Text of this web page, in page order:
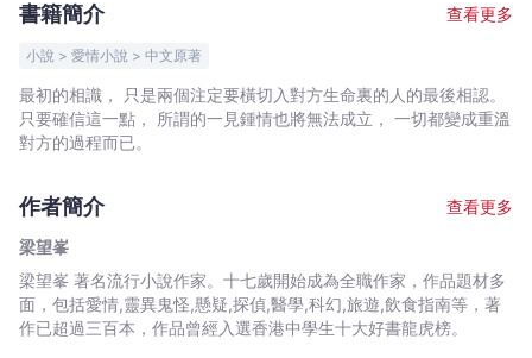
望
峯
文
宇
｜
Bookniverse
書籍簡介 查看更多
小說 > 愛情小說 > 中文原著
最初的相識， 只是兩個注定要橫切入對方生命裏的人的最後相認。
只要確信這一點， 所謂的一見鍾情也將無法成立， 一切都變成重溫
對方的過程而已。
作者簡介
查看更多
梁望峯
梁望峯 著名流行小說作家。十七歲開始成為全職作家，作品題材多
面，包括愛情,靈異鬼怪,懸疑,探偵,醫學,科幻,旅遊,飲食指南等，著
作已超過三百本，作品曾經入選香港中學生十大好書龍虎榜。